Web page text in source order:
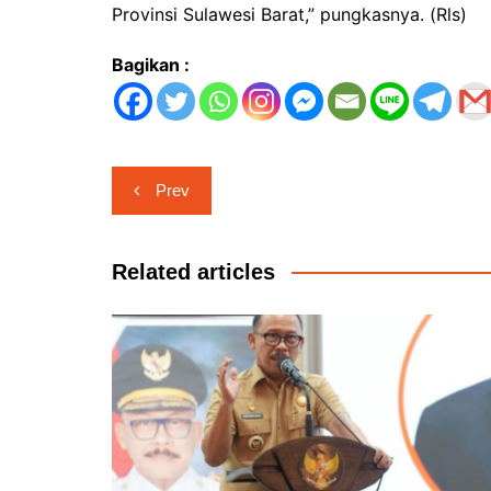
Provinsi Sulawesi Barat,” pungkasnya. (Rls)
Bagikan :
Navigasi
pos
Prev
Related articles